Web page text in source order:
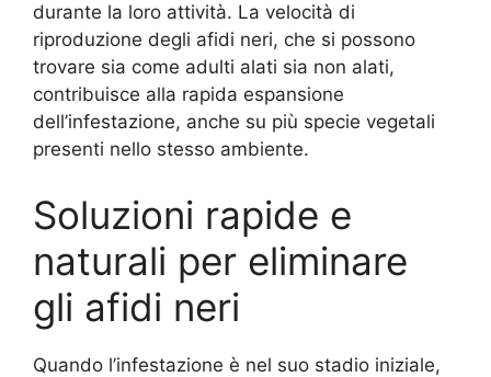
durante la loro attività. La velocità di
riproduzione degli afidi neri, che si possono
trovare sia come adulti alati sia non alati,
contribuisce alla rapida espansione
dell’infestazione, anche su più specie vegetali
presenti nello stesso ambiente.
Soluzioni rapide e
naturali per eliminare
gli afidi neri
Quando l’infestazione è nel suo stadio iniziale,